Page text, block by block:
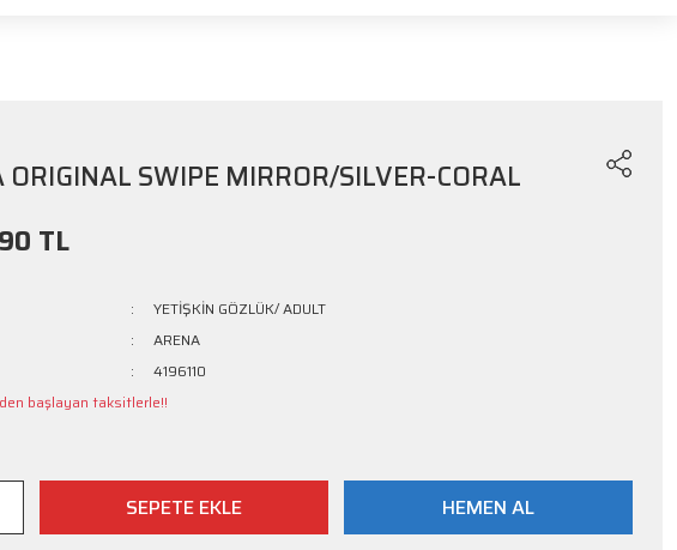
ORIGINAL SWIPE MIRROR/SILVER-CORAL
TL
YETİŞKİN GÖZLÜK/ ADULT
ARENA
4196110
başlayan taksitlerle!!
SEPETE EKLE HEMEN AL